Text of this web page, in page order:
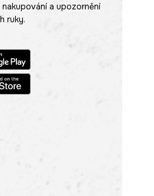
a upozornění
ruky.